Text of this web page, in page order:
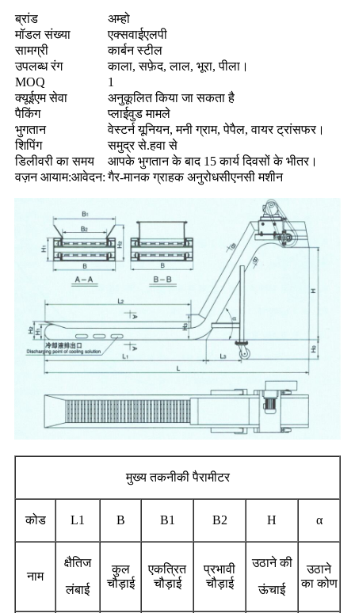
ब्रांड
अम्हो
मॉडल संख्या
एक्सवाईएलपी
सामग्री
कार्बन स्टील
उपलब्ध रंग
काला, सफ़ेद, लाल, भूरा, पीला।
MOQ
1
क्यूईएम सेवा
अनुकूलित किया जा सकता है
पैकिंग
प्लाईवुड मामले
भुगतान
वेस्टर्न यूनियन, मनी ग्राम, पेपैल, वायर ट्रांसफर।
शिपिंग
समुद्र से.हवा से
डिलीवरी का समय
आपके भुगतान के बाद 15 कार्य दिवसों के भीतर।
वज़न आयाम:आवेदन: गैर-मानक ग्राहक अनुरोधसीएनसी मशीन
मुख्य तकनीकी पैरामीटर
कोड L1 B B1 B2 H α
नाम
क्षैतिज
लंबाई
कुल
चौड़ाई
एकत्रित
चौड़ाई
प्रभावी
चौड़ाई
उठाने की
ऊंचाई
उठाने
का कोण